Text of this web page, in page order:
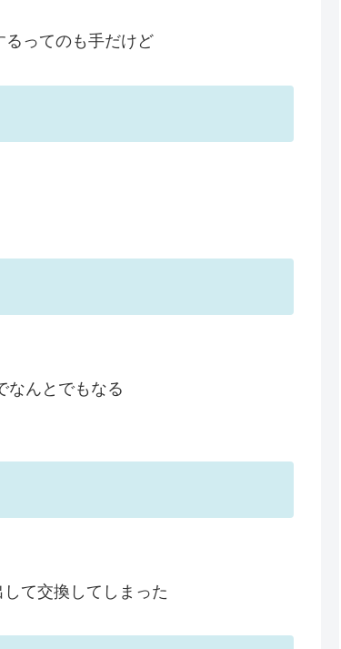
るってのも手だけど
なんとでもなる
て交換してしまった